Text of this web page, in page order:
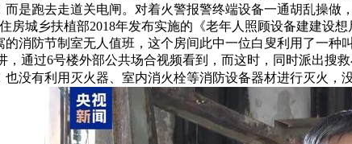
是跑去走道关电闸。对着火警报警终端设备一通胡乱操做
房城乡扶植部2018年发布实施的《老年人照顾设备建建设
消防节制室无人值班，这个房间此中一位白叟利用了一
，通过6号楼外部公共场合视频看到，而这时，同时派出
没有利用灭火器、室内消火栓等消防设备器材进行灭火，